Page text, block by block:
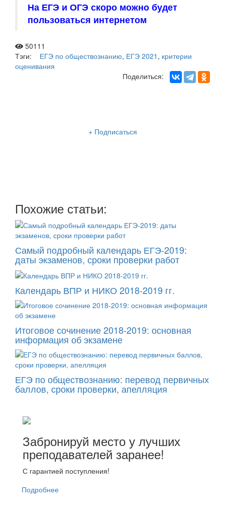
На ЕГЭ и ОГЭ скоро можно будет
пользоваться интернетом
50111
Тэги:
ЕГЭ по обществознанию, ЕГЭ 2021 , критерии
оценивания
Поделиться:
+ Подписаться
Похожие статьи:
Самый подробный календарь ЕГЭ-2019:
даты экзаменов, сроки проверки работ
Календарь ВПР и НИКО 2018-2019 гг.
Итоговое сочинение 2018-2019: основная
информация об экзамене
ЕГЭ по обществознанию: перевод первичных
баллов, сроки проверки, апелляция
Забронируй место у лучших
преподавателей заранее!
С гарантией поступления!
Подробнее